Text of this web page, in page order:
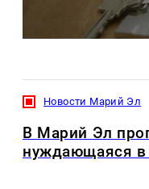
Новости Марий Эл
В Марий Эл
нуждающаяся в